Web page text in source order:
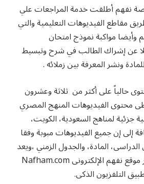
نفهم أطلقت خدمة المراجعات علي
مقاطع الفيديوهات التعليمية والتي
مواكبة نموذج امتحان
عن إشراك الطالب في شرح وتبسيط
ونشر المعرفة بين زملائه .
حالياً على أكثر من ثلاثة وعشرون
محتوى الفيديوهات المنهج المصري
لمناهج السعودية، الكويت،
إلى إن جميع الفيديوهات مبوبة وفقا
المادة، والجدول الزمني ،ويعد
هذا المحتوى مجانى عبر موقع نفهم الإلكترونى Nafham.com
التلفزيون الذكى.